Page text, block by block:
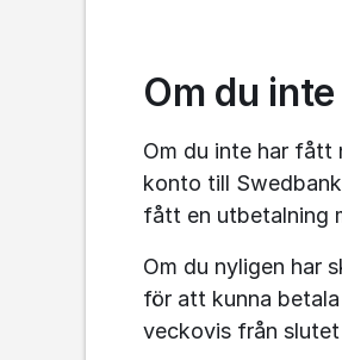
Om du
Om du inte har fått
konto till
fått en utbetalning
Om du nyligen har
för att kunna
veckovis från